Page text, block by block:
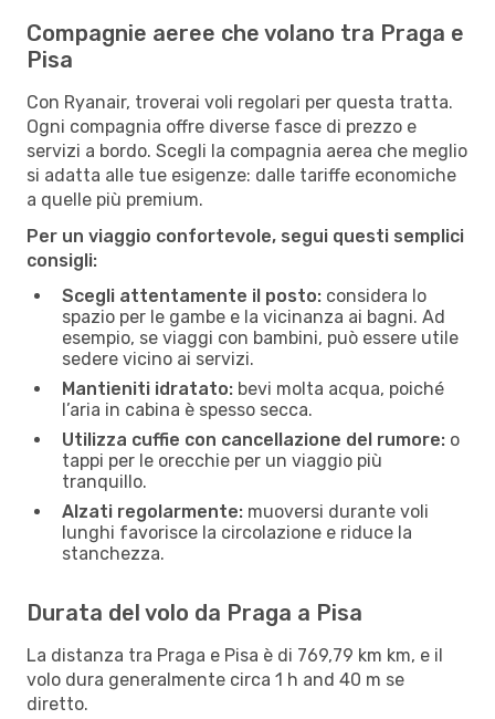
Compagnie aeree che volano tra Praga e
Pisa
Con Ryanair, troverai voli regolari per questa tratta.
Ogni compagnia offre diverse fasce di prezzo e
servizi a bordo. Scegli la compagnia aerea che meglio
si adatta alle tue esigenze: dalle tariffe economiche
a quelle più premium.
Per un viaggio confortevole, segui questi semplici
consigli:
Scegli attentamente il posto: considera lo
spazio per le gambe e la vicinanza ai bagni. Ad
esempio, se viaggi con bambini, può essere utile
sedere vicino ai servizi.
Mantieniti idratato: bevi molta acqua, poiché
l’aria in cabina è spesso secca.
Utilizza cuffie con cancellazione del rumore: o
tappi per le orecchie per un viaggio più
tranquillo.
Alzati regolarmente: muoversi durante voli
lunghi favorisce la circolazione e riduce la
stanchezza.
Durata del volo da Praga a Pisa
La distanza tra Praga e Pisa è di 769,79 km km, e il
volo dura generalmente circa 1 h and 40 m se
diretto.